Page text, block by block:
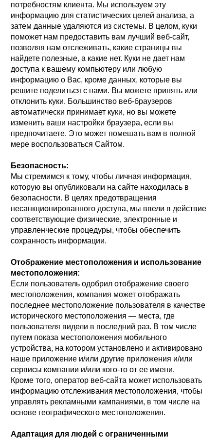
потребностям клиента. Мы используем эту
информацию для статистических целей анализа, а
затем данные удаляются из системы. В целом, куки
поможет нам предоставить вам лучший веб-сайт,
позволяя нам отслеживать, какие страницы вы
найдете полезные, а какие нет. Куки не дает нам
доступа к вашему компьютеру или любую
информацию о Вас, кроме данных, которые вы
решите поделиться с нами. Вы можете принять или
отклонить куки. Большинство веб-браузеров
автоматически принимает куки, но вы можете
изменить ваши настройки браузера, если вы
предпочитаете. Это может помешать вам в полной
мере воспользоваться Сайтом.
Безопасность:
Мы стремимся к тому, чтобы личная информация,
которую вы опубликовали на сайте находилась в
безопасности. В целях предотвращения
несанкционированного доступа, мы ввели в действие
соответствующие физические, электронные и
управленческие процедуры, чтобы обеспечить
сохранность информации.
Отображение местоположения и использование
местоположения:
Если пользователь одобрил отображение своего
местоположения, компания может отображать
последнее местоположение пользователя в качестве
исторического местоположения — места, где
пользователя видели в последний раз. В том числе
путем показа местоположения мобильного
устройства, на котором установлено и активировано
наше приложение и/или другие приложения и/или
сервисы компании и/или кого-то от ее имени.
Кроме того, оператор веб-сайта может использовать
информацию отслеживания местоположения, чтобы
управлять рекламными кампаниями, в том числе на
основе географического местоположения.
Адаптация для людей с ограниченными